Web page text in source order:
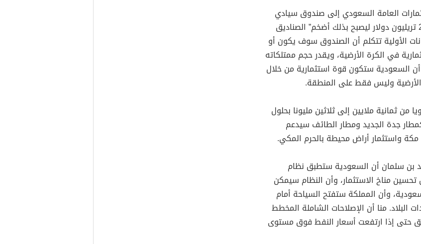
العامة السعودي إلى صندوق سيادي
بأصول تقدر قيمتها بتريليوني دولار إلى 2.5 تريليون دولار ليصبح بذلك أضخم” الصناديق
الأولية تتكلم أن الصندوق سوف يكون أو
الاستثمارية في الكرة الأرضية، ويقدر حجم ممتلكاته
أن السعودية ستكون قوة استثمارية من خلال
وليس فقط على المنطقة.
ثمانية ملايين إلى ثلاثين مليونا بحلول
كمطار جدة الجديد ومطار الطائف سيدعم
واستثمار أراض محيطة بالحرم المكي.
بن سلمان أن السعودية ستطبق نظام
مناخ الاستثمار، وأن النظام سيمكن
وأن المملكة ستفتح السياحة أمام
منا أن الإصلاحات الشاملة المخطط
حتى إذا ارتفعت أسعار النفط فوق مستوى